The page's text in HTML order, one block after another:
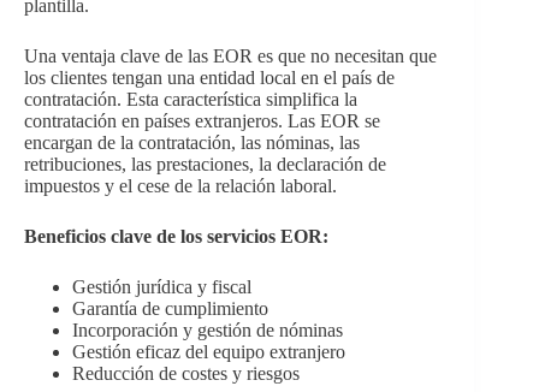
plantilla.
Una ventaja clave de las EOR es que no necesitan que
los clientes tengan una entidad local en el país de
contratación. Esta característica simplifica la
contratación en países extranjeros. Las EOR se
encargan de la contratación, las nóminas, las
retribuciones, las prestaciones, la declaración de
impuestos y el cese de la relación laboral.
Beneficios clave de los servicios EOR:
Gestión jurídica y fiscal
Garantía de cumplimiento
Incorporación y gestión de nóminas
Gestión eficaz del equipo extranjero
Reducción de costes y riesgos